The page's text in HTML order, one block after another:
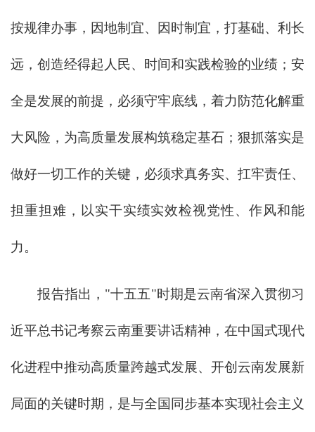
按规律办事，因地制宜、因时制宜，打基础、利长
远，创造经得起人民、时间和实践检验的业绩；安
全是发展的前提，必须守牢底线，着力防范化解重
大风险，为高质量发展构筑稳定基石；狠抓落实是
做好一切工作的关键，必须求真务实、扛牢责任、
担重担难，以实干实绩实效检视党性、作风和能
力。
报告指出，"十五五"时期是云南省深入贯彻习
近平总书记考察云南重要讲话精神，在中国式现代
化进程中推动高质量跨越式发展、开创云南发展新
局面的关键时期，是与全国同步基本实现社会主义